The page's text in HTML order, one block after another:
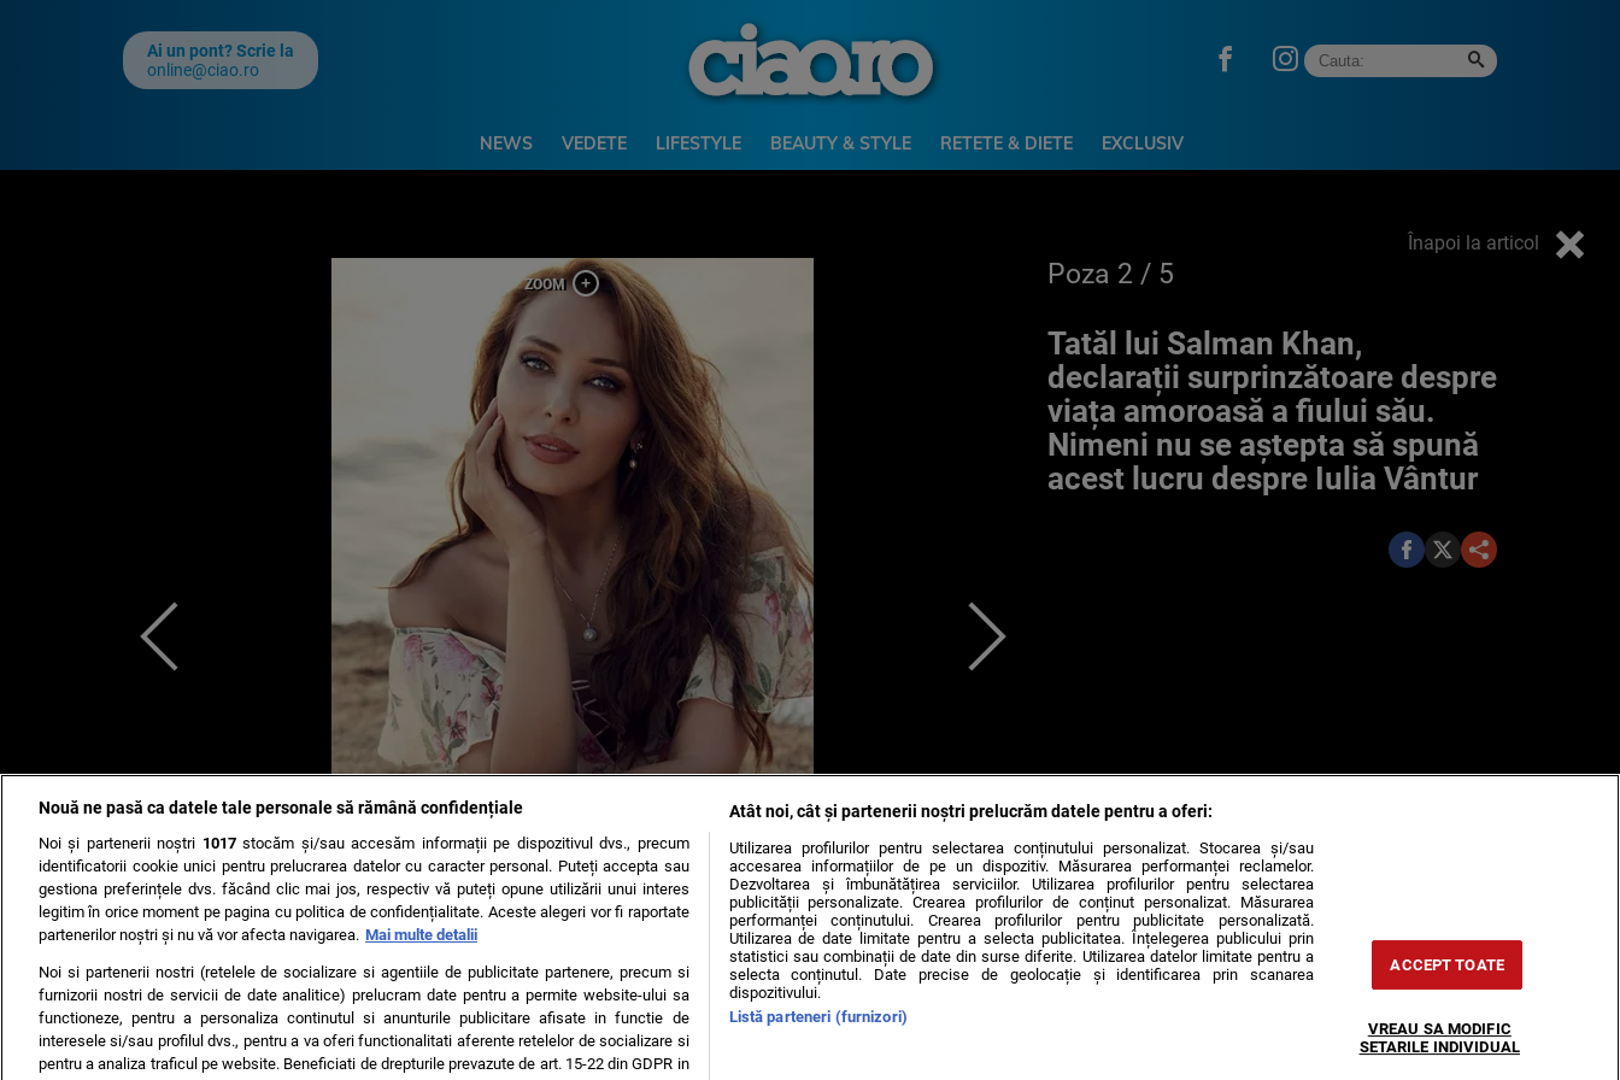
Ai un pont? Scrie la
online@ciao.ro
NEWS VEDETE LIFESTYLE BEAUTY & STYLE RETETE & DIETE EXCLUSIV
Înapoi la articol
Iulia Vantur
Poza 2 / 5
Tatăl lui Salman Khan,
declarații surprinzătoare despre
viața amoroasă a fiului său.
Nimeni nu se aştepta să spună
acest lucru despre Iulia Vântur
Nouă ne pasă ca datele tale personale să rămână confidențiale
Noi și partenerii noștri 1017stocăm și/sau accesăm informații pe dispozitivul dvs., precum
identificatorii cookie unici pentru prelucrarea datelor cu caracter personal. Puteți accepta sau
gestiona preferințele dvs. făcând clic mai jos, respectiv vă puteți opune utilizării unui interes
legitim în orice moment pe pagina cu politica de confidențialitate. Aceste alegeri vor fi raportate
partenerilor noștri și nu vă vor afecta navigarea. Mai multe detalii
Noi si partenerii nostri (retelele de socializare si agentiile de publicitate partenere, precum si
furnizorii nostri de servicii de date analitice) prelucram date pentru a permite website-ului sa
functioneze, pentru a personaliza continutul si anunturile publicitare afisate in functie de
interesele si/sau profilul dvs., pentru a va oferi functionalitati aferente retelelor de socializare si
pentru a analiza traficul pe website. Beneficiati de drepturile prevazute de art. 15-22 din GDPR in
Atât noi, cât și partenerii noștri prelucrăm datele pentru a oferi:
Utilizarea profilurilor pentru selectarea conținutului personalizat. Stocarea și/sau
accesarea informațiilor de pe un dispozitiv. Măsurarea performanței reclamelor.
Dezvoltarea și îmbunătățirea serviciilor. Utilizarea profilurilor pentru selectarea
publicității personalizate. Crearea profilurilor de conținut personalizat. Măsurarea
performanței conținutului. Crearea profilurilor pentru publicitate personalizată.
Utilizarea de date limitate pentru a selecta publicitatea. Înțelegerea publicului prin
statistici sau combinații de date din surse diferite. Utilizarea datelor limitate pentru a
selecta conținutul. Date precise de geolocație și identificarea prin scanarea
dispozitivului.
Listă parteneri (furnizori)
ACCEPT TOATE
VREAU SA MODIFIC
SETARILE INDIVIDUAL